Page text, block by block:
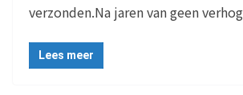
verzonden.Na jaren van geen
Lees meer